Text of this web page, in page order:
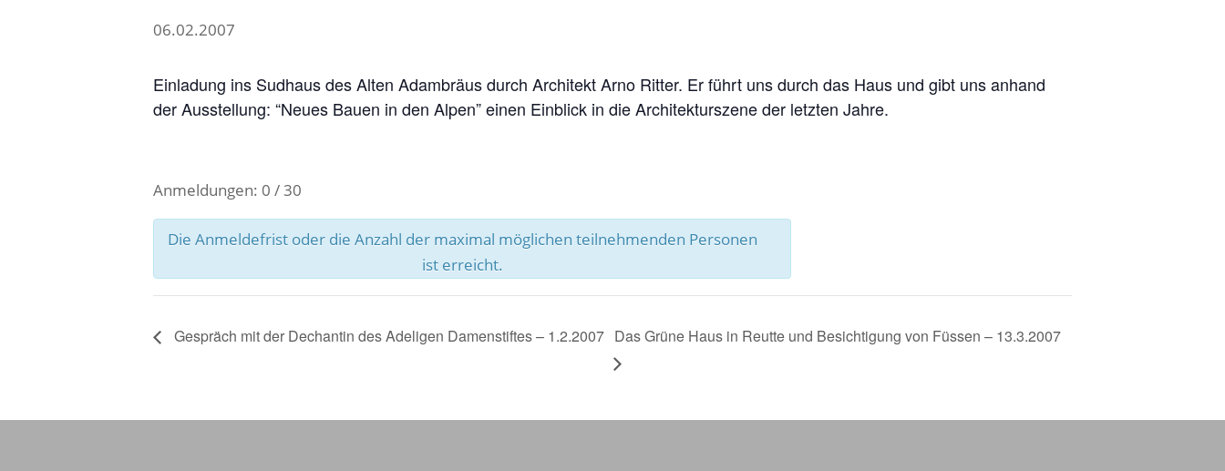
06.02.2007
Einladung ins Sudhaus des Alten Adambräus durch Architekt Arno Ritter. Er führt uns durch das Haus und gibt uns anhand
der Ausstellung: “Neues Bauen in den Alpen” einen Einblick in die Architekturszene der letzten Jahre.
Anmeldungen: 0 / 30
Die Anmeldefrist oder die Anzahl der maximal möglichen teilnehmenden Personen
ist erreicht.
Gespräch mit der Dechantin des Adeligen Damenstiftes – 1.2.2007 Das Grüne Haus in Reutte und Besichtigung von Füssen – 13.3.2007